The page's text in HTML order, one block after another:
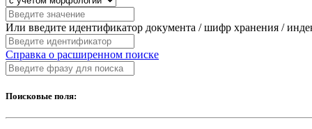
Или введите идентификатор документа / шифр хранения /
Справка о расширенном поиске
Поисковые поля: